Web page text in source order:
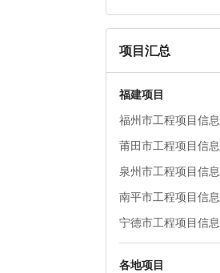
项目汇总
福建项目
福州市工程项目信息
莆田市工程项目信息
泉州市工程项目信息
南平市工程项目信息
宁德市工程项目信息
各地项目